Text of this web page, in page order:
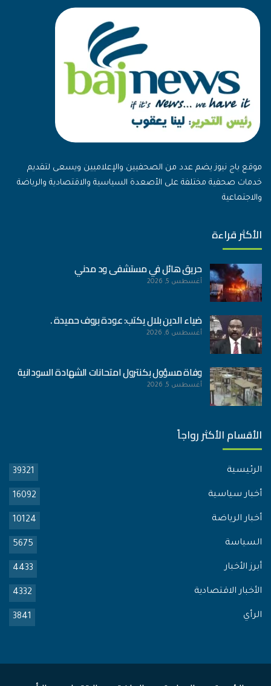
موقع باج نيوز يضم عدد من الصحفيين والإعلاميين ويسعى لتقديم
خدمات صحفية مختلفة على الأصعدة السياسية والاقتصادية والرياضة
والاجتماعية
الأكثر قراءة
حريق هائل في مستشفى ود مدني
أغسطس 5, 2026
ضياء الدين بلال يكتب: عودة بروف حميدة .
أغسطس 6, 2026
وفاة مسؤول بكنترول امتحانات الشهادة السودانية
أغسطس 5, 2026
الأقسام الأكثر رواجاً
الرئيسية 39321
أخبار سياسية 16092
أخبار الرياضة 10124
السياسة 5675
أبرز الأخبار 4433
الأخبار الاقتصادية 4332
الرأي 3841